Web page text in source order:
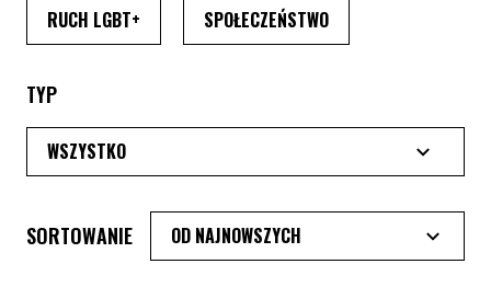
RUCH LGBT+ PO WYBRANIU TEMATU, STRONA PRZEŁADUJE
SPOŁECZEŃSTWOPO WYBRANIU
TYP
SORTOWANIE